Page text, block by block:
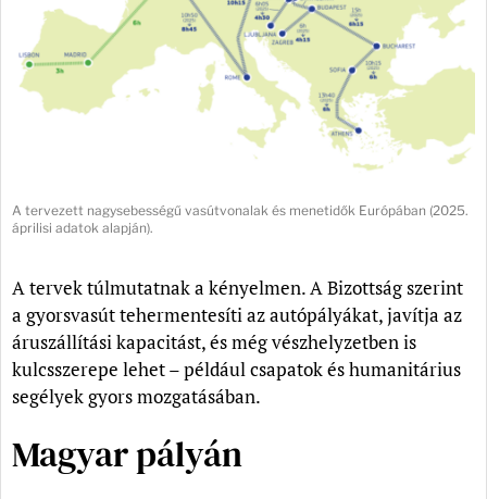
A tervezett nagysebességű vasútvonalak és menetidők Európában (2025.
áprilisi adatok alapján).
A tervek túlmutatnak a kényelmen. A Bizottság szerint
a gyorsvasút tehermentesíti az autópályákat, javítja az
áruszállítási kapacitást, és még vészhelyzetben is
kulcsszerepe lehet – például csapatok és humanitárius
segélyek gyors mozgatásában.
Magyar pályán